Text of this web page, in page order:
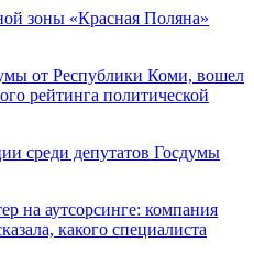
зоны «Красная Поляна»
от Республики Коми, вошел
рейтинга политической
среди депутатов Госдумы
на аутсорсинге: компания
какого специалиста